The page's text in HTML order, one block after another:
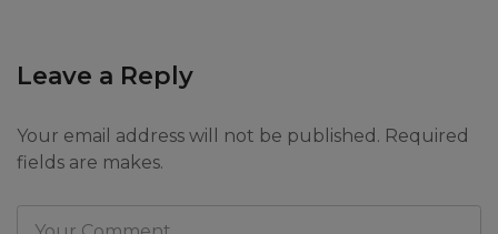
Leave a Reply
Your email address will not be published. Required
fields are makes.